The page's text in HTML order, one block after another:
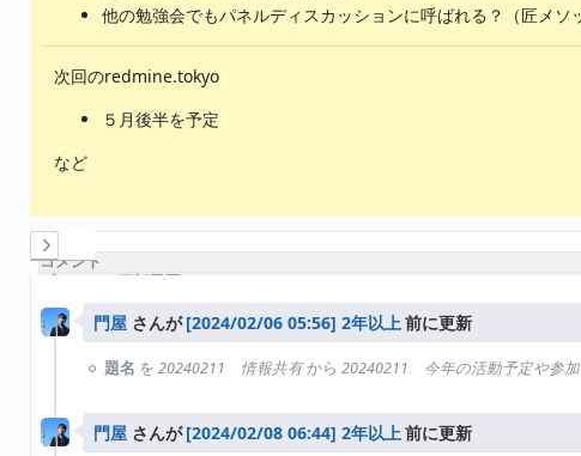
他の勉強会でもパネルディスカッションに呼ばれる？（匠メソ
次回のredmine.tokyo
５月後半を予定
など
履歴
コメント
門屋 さんが 2年以上前に更新
題名 を 20240211 情報共有から 20240211 今年の活動予定や参
門屋 さんが 2年以上 前に更新